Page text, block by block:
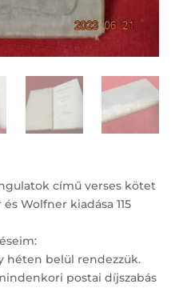
című verses kötet
Wolfner kiadása 115
héten belül rendezzük.
postai díjszabás